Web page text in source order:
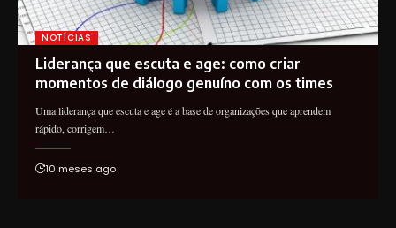
NOTÍCIAS
Liderança que escuta e age: como criar
momentos de diálogo genuíno com os times
Uma liderança que escuta e age é a base de organizações que aprendem
rápido, corrigem…
10 meses ago